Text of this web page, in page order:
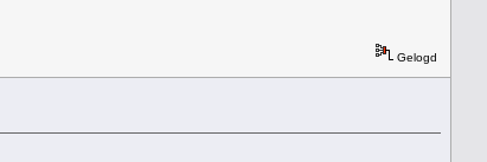
Gelogd